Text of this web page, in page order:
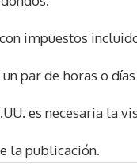
impuestos
par de horas o
es necesaria la
la publicación.